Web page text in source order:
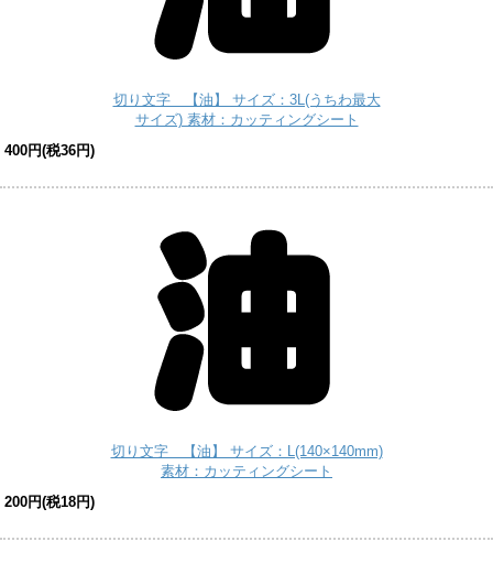
切り文字 【油】 サイズ：3L(うちわ最大
サイズ) 素材：カッティングシート
400円(税36円)
切り文字 【油】 サイズ：L(140×140mm)
素材：カッティングシート
200円(税18円)